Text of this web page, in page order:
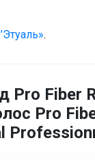
.
Pro Fiber
Pro